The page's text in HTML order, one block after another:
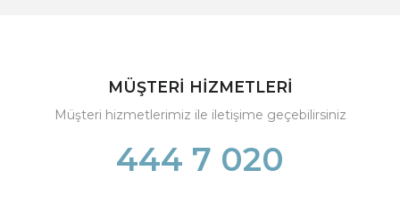
MÜŞTERİ HİZMETLERİ
Müşteri hizmetlerimiz ile iletişime geçebilirsiniz
444 7 020